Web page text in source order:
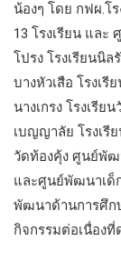
น้องๆ โดย กฟผ.โ
13 โรงเรียน และ
โปรง โรงเรียนนิ
บางหัวเสือ โรงเรี
นางเกรง โรงเรีย
เบญญาลัย โรงเรี
วัดท้องคุ้ง ศูนย์พัฒ
และศูนย์พัฒนาเด็ก
พัฒนาด้านการศึก
กิจกรรมต่อเนื่อง